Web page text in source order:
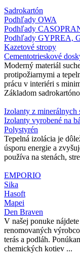
Sadrokartón
Podhľady OWA
Podhľady
Podhľady GYPREA,
Kazetové stropy
Cementotrieskové
Moderný materiál
protipožiarnymi a
prácu v interiéri s
Základom
Izolanty z minerálnych
Izolanty vyrobené na
Polystyrén
Tepelná izolácia je
úsporu energie a
používa na stenách,
EMPORIO
Sika
Hasoft
Mapei
Den Braven
V našej ponuke
renomovaných
terás a podláh.
chemických kotiev ...